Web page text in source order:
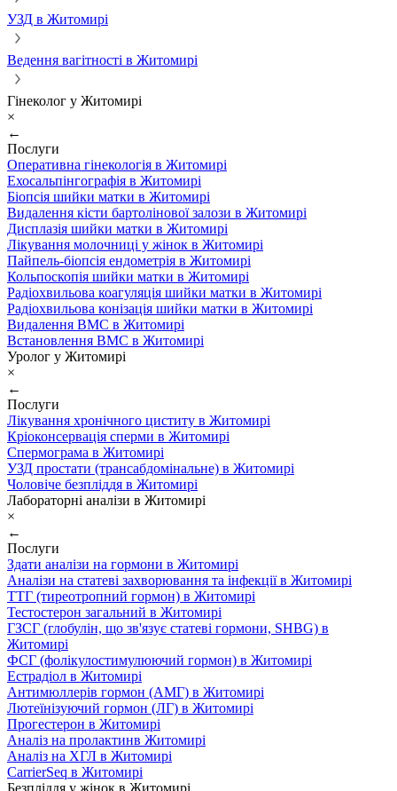
УЗД в Житомирі
Ведення вагітності в Житомирі
Гінеколог у Житомирі
×
←
Послуги
Оперативна гінекологія в Житомирі
Ехосальпінгографія в Житомирі
Біопсія шийки матки в Житомирі
Видалення кісти бартолінової залози в Житомирі
Дисплазія шийки матки в Житомирі
Лікування молочниці у жінок в Житомирі
Пайпель-біопсія ендометрія в Житомирі
Кольпоскопія шийки матки в Житомирі
Радіохвильова коагуляція шийки матки в Житомирі
Радіохвильова конізація шийки матки в Житомирі
Видалення ВМС в Житомирі
Встановлення ВМС в Житомирі
Уролог у Житомирі
×
←
Послуги
Лікування хронічного циститу в Житомирі
Кріоконсервація сперми в Житомирі
Спермограма в Житомирі
УЗД простати (трансабдомінальне) в Житомирі
Чоловіче безпліддя в Житомирі
Лабораторні аналізи в Житомирі
×
←
Послуги
Здати аналізи на гормони в Житомирі
Аналізи на статеві захворювання та інфекції в Житомирі
ТТГ (тиреотропний гормон) в Житомирі
Тестостерон загальний в Житомирі
ГЗСГ (глобулін, що зв'язує статеві гормони, SHBG) в
Житомирі
ФСГ (фолікулостимулюючий гормон) в Житомирі
Естрадіол в Житомирі
Антимюллерів гормон (АМГ) в Житомирі
Лютеїнізуючий гормон (ЛГ) в Житомирі
Прогестерон в Житомирі
Аналіз на пролактинв Житомирі
Аналіз на ХГЛ в Житомирі
CarrierSeq в Житомирі
Безпліддя у жінок в Житомирі